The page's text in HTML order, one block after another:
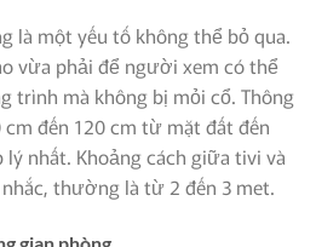
là một yếu tố không thể bỏ qua.
vừa phải để người xem có thể
mà không bị mỏi cổ. Thông
đến 120 cm từ mặt đất đến
nhất. Khoảng cách giữa tivi và
thường là từ 2 đến 3 met.